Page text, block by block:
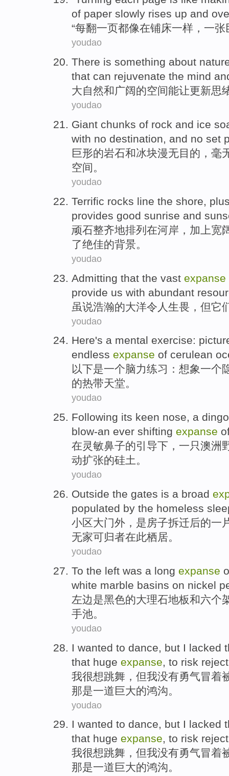
of paper slowly rises up and
“每翻一页都像在铺床一样，一张
youdao
There is something about
that can rejuvenate the mind
大自然和广阔的空间能让更新思
youdao
Giant chunks of rock and ice
with no destination, and no set
巨形的岩石和冰块漫无目的 ， 毫
空间。
youdao
Terrific rocks line the shore,
provides good sunrise and
顽石整齐地排列 在河岸 ， 加上宽
了绝佳的背景。
youdao
Admitting that the vast expanse
provide us with abundant
虽说浩瀚的大洋令人生畏，但它
youdao
Here's a mental exercise:
endless expanse of cerulean
以下是一个脑力练习 ： 想象一个
的热带天堂。
youdao
Following its keen nose, a dingo
blow-an ever shifting expanse
在灵敏鼻子的引导下， 一只澳洲
动扩张的硅土。
youdao
Outside the gates is a broad
populated by the homeless
小区大门外 ， 是房子拆迁后的一
无家可归者在此栖居。
youdao
To the left was a long expanse
white marble basins on nickel
左边是黑色的大理石地板和六个
手池。
youdao
I wanted to dance but I lacked
that huge expanse , to risk
我很想跳舞 ， 但我没有勇气冒着
那是一道巨大的鸿沟 。
youdao
I wanted to dance, but I lacked
that huge expanse, to risk
我很想跳舞 ， 但我没有勇气冒着
那是一道 巨大的鸿沟。